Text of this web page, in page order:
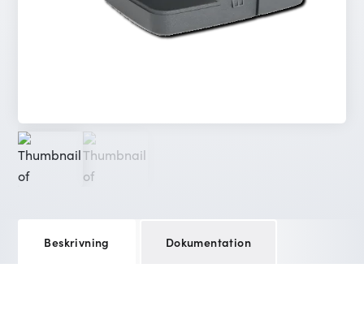
Beskrivning Dokumentation